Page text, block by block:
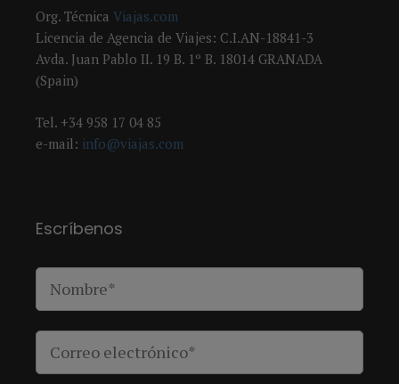
Org. Técnica Viajas.com
Licencia de Agencia de Viajes: C.I.AN-18841-3
Avda. Juan Pablo II. 19 B. 1º B. 18014 GRANADA
(Spain)
Tel. +34 958 17 04 85
e-mail: info@viajas.com
Escríbenos